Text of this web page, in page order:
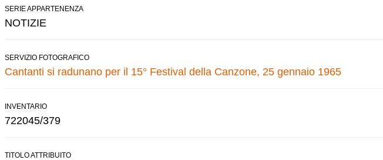
SERIE APPARTENENZA
NOTIZIE
SERVIZIO FOTOGRAFICO
Cantanti si radunano per il 15° Festival della Canzone, 25 gennaio 1965
INVENTARIO
722045/379
TITOLO ATTRIBUITO